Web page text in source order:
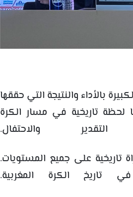
بالأداء والنتيجة التي حققها
لحظة تاريخية في مسار الكرة
والاحتفال.
تاريخية على جميع المستويات.
تاريخ الكرة المغربية.